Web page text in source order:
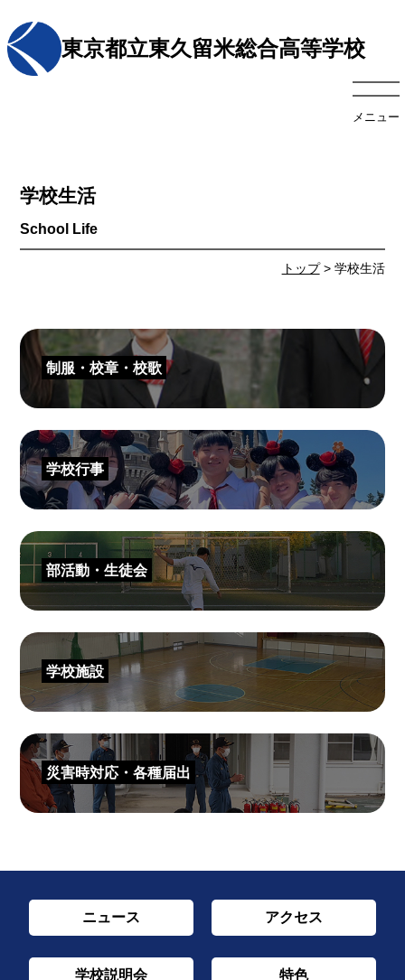
東京都立東久留米総合高等学校
メニュー
トップ> 学校生活
学校生活
制服・校章・校歌
学校行事
部活動・生徒会
学校施設
災害時対応・各種届出
ニュース アクセス
学校説明会 特色